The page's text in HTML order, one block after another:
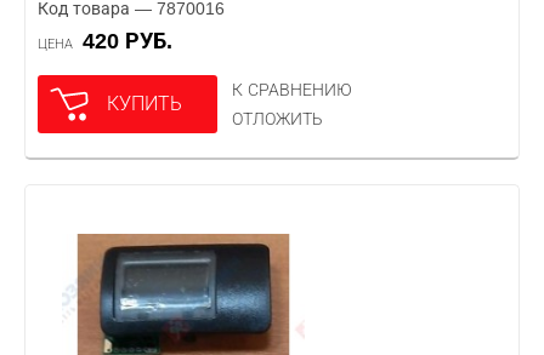
Код товара — 7870016
ЦЕНА 420 РУБ.
КУПИТЬ
К СРАВНЕНИЮ
ОТЛОЖИТЬ